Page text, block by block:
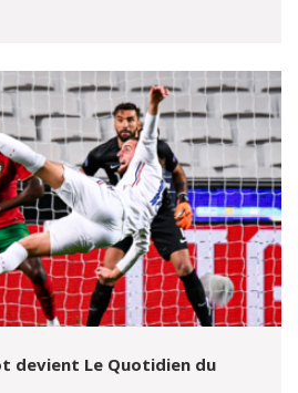
devient Le Quotidien du